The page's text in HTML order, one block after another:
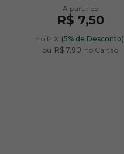
R$ 7,50
no PIX (5% de Desconto)
ou R$ 7,90 no Cartão